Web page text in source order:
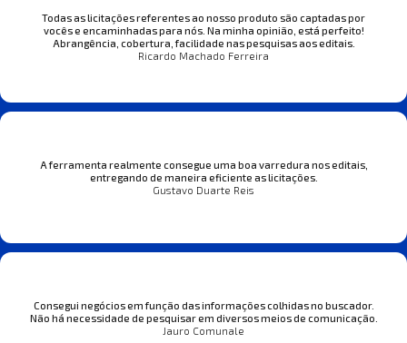
Todas as licitações referentes ao nosso produto são captadas por
vocês e encaminhadas para nós. Na minha opinião, está perfeito!
Abrangência, cobertura, facilidade nas pesquisas aos editais.
Ricardo Machado Ferreira
A ferramenta realmente consegue uma boa varredura nos editais,
entregando de maneira eficiente as licitações.
Gustavo Duarte Reis
Consegui negócios em função das informações colhidas no buscador.
Não há necessidade de pesquisar em diversos meios de comunicação.
Jauro Comunale